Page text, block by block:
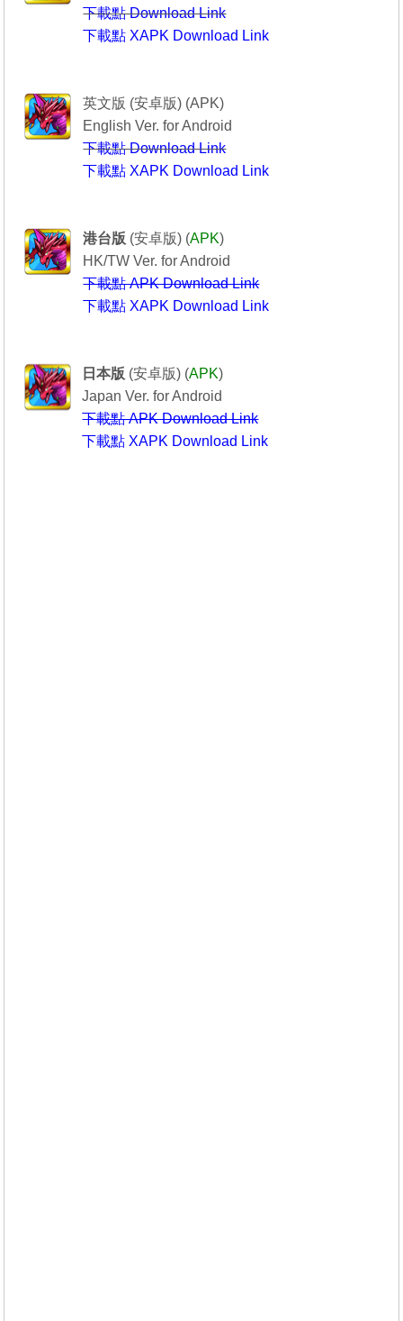
下載點 Download Link
下載點 XAPK Download Link
英文版 (安卓版) (APK)
English Ver. for Android
下載點 Download Link
下載點 XAPK Download Link
港台版 (安卓版) (APK)
HK/TW Ver. for Android
下載點 APK Download Link
下載點 XAPK Download Link
日本版 (安卓版) (APK)
Japan Ver. for Android
下載點 APK Download Link
下載點 XAPK Download Link